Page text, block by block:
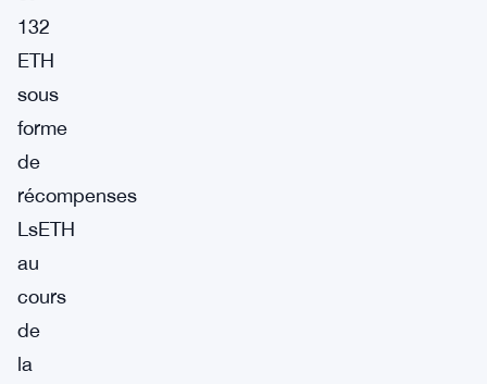
132
ETH
sous
forme
de
récompenses
LsETH
au
cours
de
la